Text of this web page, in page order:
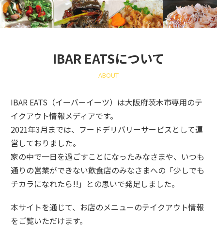
IBAR EATSについて
ABOUT
IBAR EATS（イーバーイーツ）は大阪府茨木市専用のテ
イクアウト情報メディアです。
2021年3月までは、フードデリバリーサービスとして運
営しておりました。
家の中で一日を過ごすことになったみなさまや、いつも
通りの営業ができない飲食店のみなさまへの「少しでも
チカラになれたら!!」との思いで発足しました。
本サイトを通じて、お店のメニューのテイクアウト情報
をご覧いただけます。